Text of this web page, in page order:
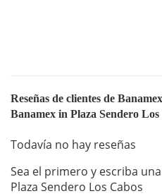
Reseñas de clientes de
Banamex in Plaza Sendero Los
Todavía no hay reseñas
Sea el primero y escriba
Plaza Sendero Los Cabos